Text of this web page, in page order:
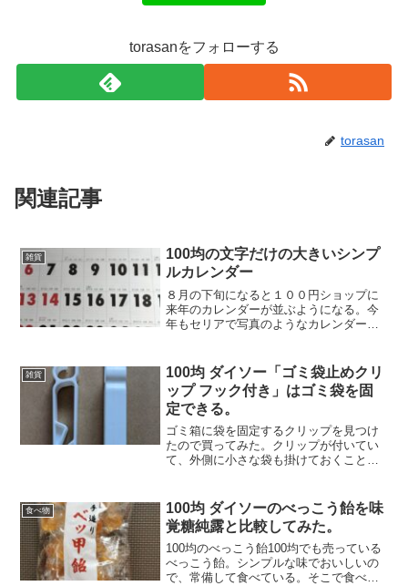
torasanをフォローする
torasan
関連記事
雑貨
100均の文字だけの大きいシンプ
ルカレンダー
８月の下旬になると１００円ショップに
来年のカレンダーが並ぶようになる。今
年もセリアで写真のようなカレンダーを
成何年という記載はなく西暦だけだ。人
気のあるものはなくなって...
雑貨
100均 ダイソー「ゴミ袋止めクリ
ップ フック付き」はゴミ袋を固
定できる。
ゴミ箱に袋を固定するクリップを見つけ
たので買ってみた。クリップが付いてい
て、外側に小さな袋も掛けておくことも
ジ袋などを掛けておくことができる。割
と頑丈なつくりで、しっ...
食べ物
100均 ダイソーのべっこう飴を味
覚糖純露と比較してみた。
100均のべっこう飴100均でも売っている
べっこう飴。シンプルな味でおいしいの
で、常備して食べている。そこで食べ比